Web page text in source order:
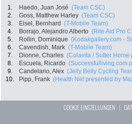
1. Haedo, Juan José (Team CSC)
2.
Goss, Matthew Harley (Team CSC)
3.
Eisel, Bernhard (T-Mobile Team)
4.
Borrajo, Alejandro Alberto (Rite Aid Pro
5.
Rollin, Dominique (Kodakgallery.com -
6.
Cavendish, Mark (T-Mobile Team)
7.
Dionne, Charles (Colavita / Sutter Home
8.
Escuela, Ricardo (Successfulliving.com
9.
Candelario, Alex (Jelly Belly Cycling
10.
Pipp, Frank (Health Net presented by
COOKIE EINSTELLUNGEN |